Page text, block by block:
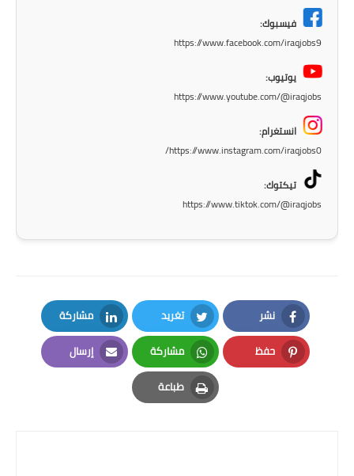
المرحلة المتوسطة
دروس
المرحلة الابتدائية
المرحلة المتوسطة
فيسبوك:
https://www.facebook.com/iraqjobs9
يوتيوب:
https://www.youtube.com/@iraqjobs
انستغرام:
https://www.instagram.com/iraqjobs0/
تيكتوك:
https://www.tiktok.com/@iraqjobs
نشر
Facebook
تغريد
Twitter
مشاركة
LinkedIn
حفظ
Pinterest
مشاركة
Whatsapp
إرسال
Email
طباعة
Print